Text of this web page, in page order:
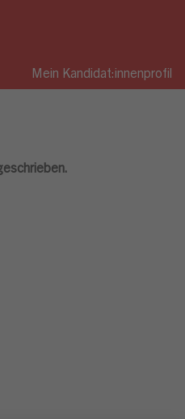
Mein Kandidat:innenprofil